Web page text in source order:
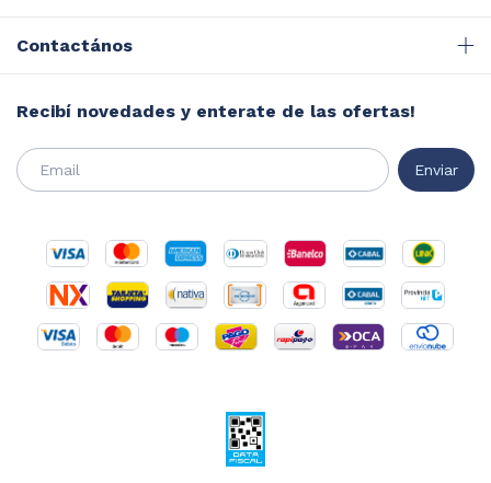
Contactános
Recibí novedades y enterate de las ofertas!